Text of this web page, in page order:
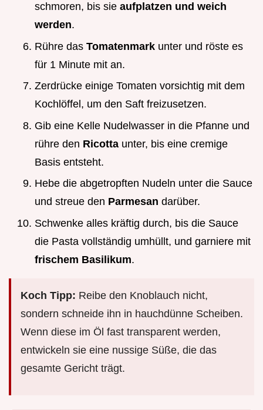
schmoren, bis sie aufplatzen und weich
werden.
Rühre das Tomatenmark unter und röste es
für 1 Minute mit an.
Zerdrücke einige Tomaten vorsichtig mit dem
Kochlöffel, um den Saft freizusetzen.
Gib eine Kelle Nudelwasser in die Pfanne und
rühre den Ricotta unter, bis eine cremige
Basis entsteht.
Hebe die abgetropften Nudeln unter die Sauce
und streue den Parmesan darüber.
Schwenke alles kräftig durch, bis die Sauce
die Pasta vollständig umhüllt, und garniere mit
frischem Basilikum.
Koch Tipp: Reibe den Knoblauch nicht,
sondern schneide ihn in hauchdünne Scheiben.
Wenn diese im Öl fast transparent werden,
entwickeln sie eine nussige Süße, die das
gesamte Gericht trägt.